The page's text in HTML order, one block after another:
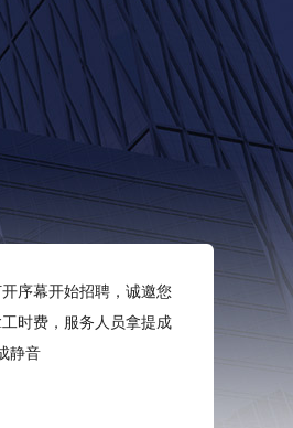
序幕开始招聘，诚邀您
时费，服务人员拿提成
静音